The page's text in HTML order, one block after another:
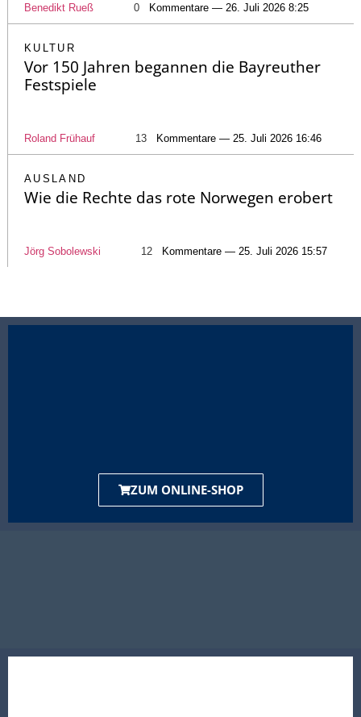
Benedikt Rueß 0 Kommentare — 26. Juli 2026 8:25
KULTUR
Vor 150 Jahren begannen die Bayreuther
Festspiele
Roland Frühauf 13 Kommentare — 25. Juli 2026 16:46
AUSLAND
Wie die Rechte das rote Norwegen erobert
Jörg Sobolewski 12 Kommentare — 25. Juli 2026 15:57
ZUM ONLINE-SHOP